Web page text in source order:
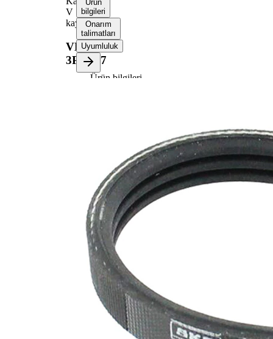
V
kayışı
VKMV
3PK597
Ürün
bilgileri
Onarım
talimatları
Uyumluluk
Ürün bilgileri
3
SVHC
SVHC
maddesi
mevcut
değil!
Kayış
malzemesi
EPDM
Dien
Kauçuk)